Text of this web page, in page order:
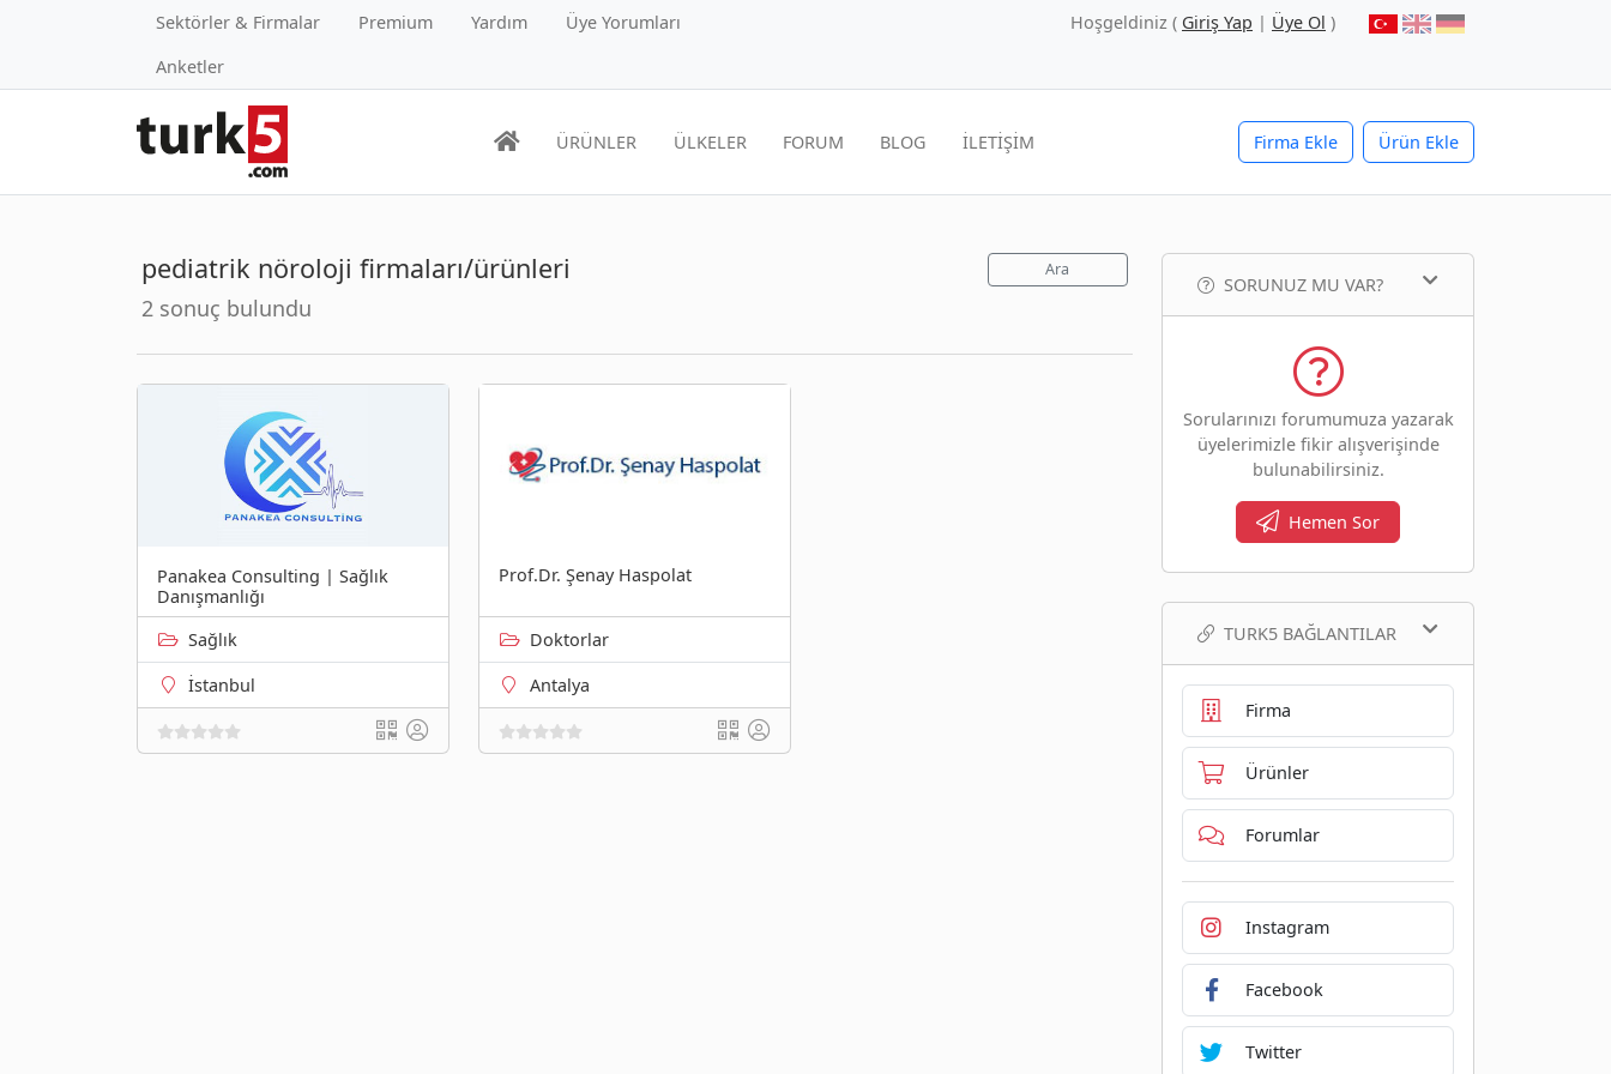
Sektörler & Firmalar Premium Yardım
Üye Yorumları
Anketler
Hoşgeldiniz ( Giriş Yap | Üye Ol )
Firma Ekle Ürün Ekle
ÜRÜNLER ÜLKELER FORUM BLOG İLETİŞİM
pediatrik nöroloji firmaları/ürünleri
2 sonuç bulundu
Ara
Panakea Consulting | Sağlık
Danışmanlığı
Sağlık
İstanbul
Prof.Dr. Şenay Haspolat
Doktorlar
Antalya
SORUNUZ MU VAR?
Sorularınızı forumumuza yazarak
üyelerimizle fikir alışverişinde
bulunabilirsiniz.
Hemen Sor
TURK5 BAĞLANTILAR
Firma
Ürünler
Forumlar
Instagram
Facebook
Twitter